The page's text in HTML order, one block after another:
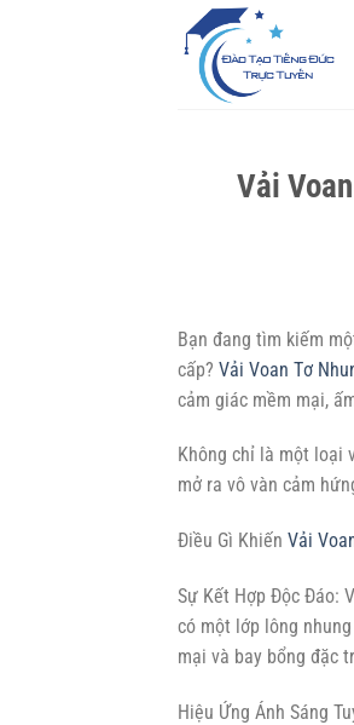
Vải
Bạn đang tìm kiếm
cấp? Vải Voan Tơ
cảm giác mềm mại,
Không chỉ là một loại
mở ra vô vàn cảm
Điều Gì Khiến Vải
Sự Kết Hợp Độc Đáo:
có một lớp lông
mại và bay bổng đặc
Hiệu Ứng Ánh Sáng